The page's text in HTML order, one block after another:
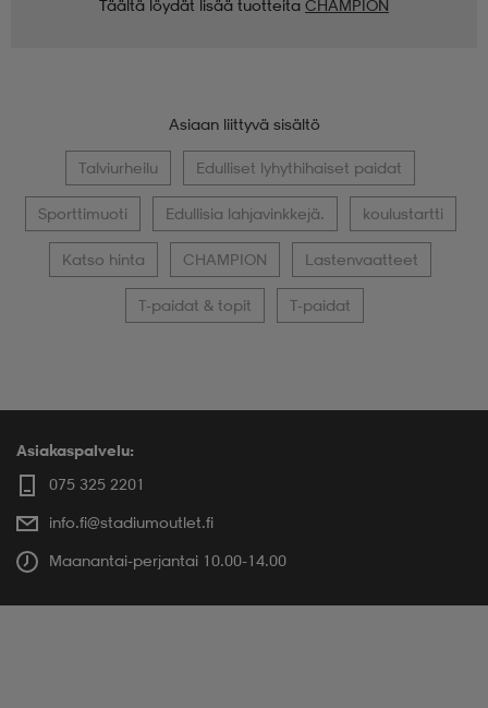
Täältä löydät lisää tuotteita CHAMPION
Asiaan liittyvä sisältö
Talviurheilu Edulliset lyhythihaiset paidat
Sporttimuoti Edullisia lahjavinkkejä. koulustartti
Katso hinta CHAMPION Lastenvaatteet
T-paidat & topit T-paidat
Asiakaspalvelu:
075 325 2201
info.fi@stadiumoutlet.fi
Maanantai-perjantai 10.00-14.00